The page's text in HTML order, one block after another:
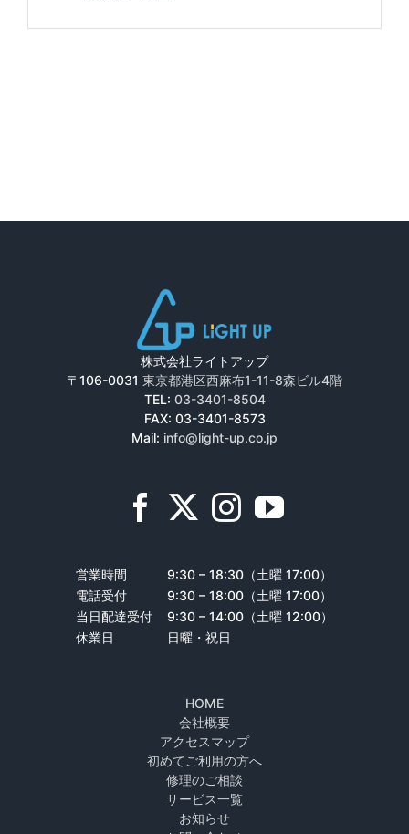
株式会社ライトアップ
〒106-0031 東京都港区西麻布1-11-8森ビル4階
TEL: 03-3401-8504
FAX: 03-3401-8573
Mail: info@light-up.co.jp
営業時間
9:30 – 18:30（土曜 17:00）
電話受付
9:30 – 18:00（土曜 17:00）
当日配達受付
9:30 – 14:00（土曜 12:00）
休業日
日曜・祝日
HOME
会社概要
アクセスマップ
初めてご利用の方へ
修理のご相談
サービス一覧
お知らせ